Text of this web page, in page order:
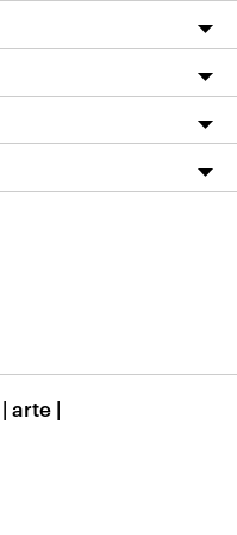
| arte |